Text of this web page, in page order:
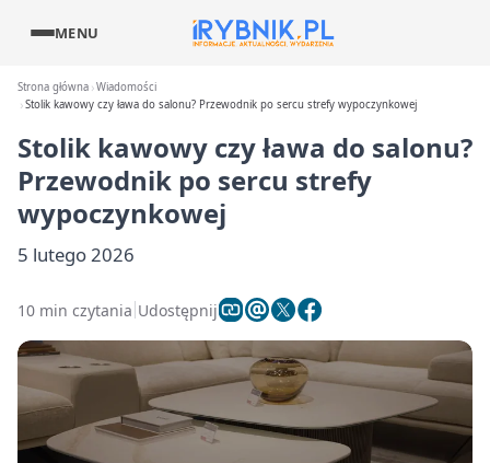
MENU
Strona główna Wiadomości
Stolik kawowy czy ława do salonu? Przewodnik po sercu strefy wypoczynkowej
Stolik kawowy czy ława do salonu?
Przewodnik po sercu strefy
wypoczynkowej
5 lutego 2026
10 min czytania Udostępnij